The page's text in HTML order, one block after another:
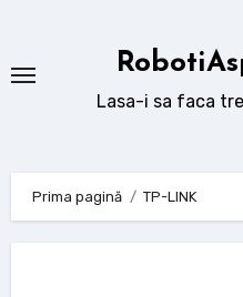
conținut
Lasa-i sa faca
Prima pagină TP-LINK